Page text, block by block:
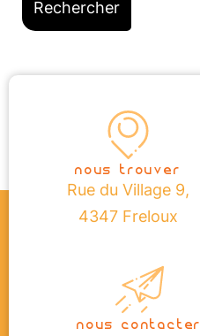
nous trouver
Rue du Village 9,
4347 Freloux
nous contacter